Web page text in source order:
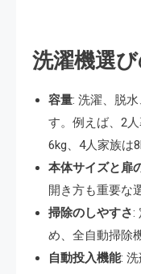
洗濯機選
容量: 洗濯、脱
す。例えば、2
6kg、4人家族は
本体サイズと扉
開き方も重要な
掃除のしやすさ:
め、全自動掃除
自動投入機能: